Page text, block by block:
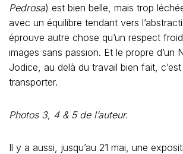
Pedrosa) est bien belle, mais trop
avec un équilibre tendant vers
éprouve autre chose qu’un respect
images sans passion. Et le propre d’un
Jodice, au delà du travail bien fait,
transporter.
Photos 3, 4 & 5 de l’auteur.
Il y a aussi, jusqu’au 21 mai, une